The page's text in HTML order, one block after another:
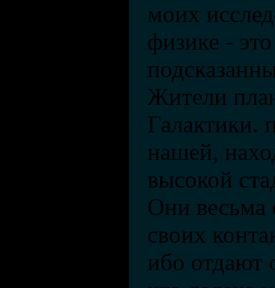
моих
физике -
Жители
Галактики.
нашей,
высокой
Они весьма
своих
ибо отдают